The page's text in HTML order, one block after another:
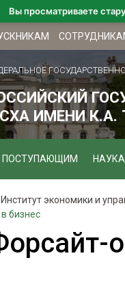
ИМЕНИ К.А.
ПОСТУПАЮЩИМ
Институт экономики и
бизнес
Вы просматриваете